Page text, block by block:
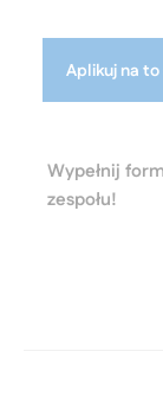
Aplikuj na
Wypełnij
zespołu!